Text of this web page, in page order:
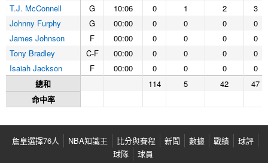
T.J. McConnell
G 10:06 0 1 2
3
Johnny Furphy
G 00:00 0 0 0
0
James Johnson
F 00:00 0 0 0
0
Tony Bradley
C-F 00:00 0 0 0
0
Isaiah Jackson
F 00:00 0 0 0
0
總和
114 5 42
47
命中率
詹皇選擇76人 NBA知識王 比分與賽程 新聞 數據 戰績
球評
球隊
球員